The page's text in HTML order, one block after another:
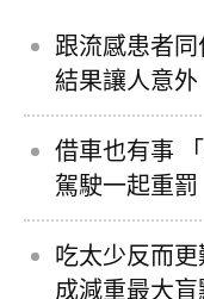
跟流感患者
結果讓人意外
借車也有事
駕駛一起重罰
吃太少反而更
成減重最大